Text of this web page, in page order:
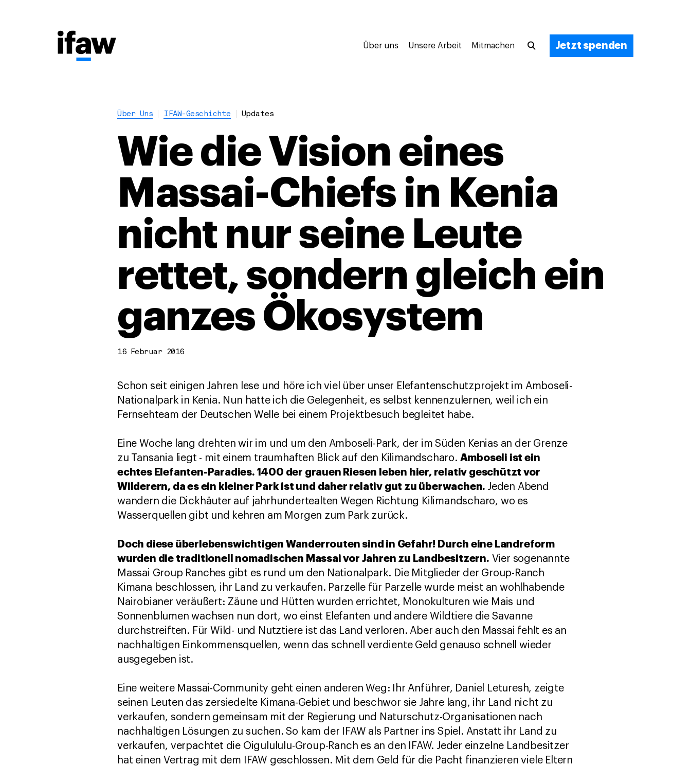
Über uns Unsere Arbeit Mitmachen Jetzt spenden
Über Uns IFAW-Geschichte Updates
Wie die Vision eines
Massai-Chiefs in Kenia
nicht nur seine Leute
rettet, sondern gleich ein
ganzes Ökosystem
16 Februar 2016
Schon seit einigen Jahren lese und höre ich viel über unser Elefantenschutzprojekt im Amboseli-
Nationalpark in Kenia. Nun hatte ich die Gelegenheit, es selbst kennenzulernen, weil ich ein
Fernsehteam der Deutschen Welle bei einem Projektbesuch begleitet habe.
Eine Woche lang drehten wir im und um den Amboseli-Park, der im Süden Kenias an der Grenze
zu Tansania liegt - mit einem traumhaften Blick auf den Kilimandscharo. Amboseli ist ein
echtes Elefanten-Paradies. 1400 der grauen Riesen leben hier, relativ geschützt vor
Wilderern, da es ein kleiner Park ist und daher relativ gut zu überwachen. Jeden Abend
wandern die Dickhäuter auf jahrhundertealten Wegen Richtung Kilimandscharo, wo es
Wasserquellen gibt und kehren am Morgen zum Park zurück.
Doch diese überlebenswichtigen Wanderrouten sind in Gefahr! Durch eine Landreform
wurden die traditionell nomadischen Massai vor Jahren zu Landbesitzern. Vier sogenannte
Massai Group Ranches gibt es rund um den Nationalpark. Die Mitglieder der Group-Ranch
Kimana beschlossen, ihr Land zu verkaufen. Parzelle für Parzelle wurde meist an wohlhabende
Nairobianer veräußert: Zäune und Hütten wurden errichtet, Monokulturen wie Mais und
Sonnenblumen wachsen nun dort, wo einst Elefanten und andere Wildtiere die Savanne
durchstreiften. Für Wild- und Nutztiere ist das Land verloren. Aber auch den Massai fehlt es an
nachhaltigen Einkommensquellen, wenn das schnell verdiente Geld genauso schnell wieder
ausgegeben ist.
Eine weitere Massai-Community geht einen anderen Weg: Ihr Anführer, Daniel Leturesh, zeigte
seinen Leuten das zersiedelte Kimana-Gebiet und beschwor sie Jahre lang, ihr Land nicht zu
verkaufen, sondern gemeinsam mit der Regierung und Naturschutz-Organisationen nach
nachhaltigen Lösungen zu suchen. So kam der IFAW als Partner ins Spiel. Anstatt ihr Land zu
verkaufen, verpachtet die Oigulululu-Group-Ranch es an den IFAW. Jeder einzelne Landbesitzer
hat einen Vertrag mit dem IFAW geschlossen. Mit dem Geld für die Pacht finanzieren viele Eltern